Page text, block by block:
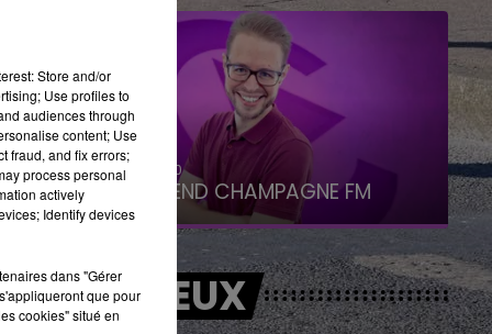
7h00 - 12h00
LE WEEK-END CHAMPAGNE FM
LES JEUX
Store and/or
Use profiles to
audiences through
content; Use
fraud, and fix errors;
process personal
actively
Identify devices
dans "Gérer
que pour
cookies" situé en